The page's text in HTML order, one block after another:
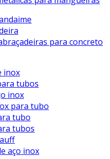
para concreto
inox
tubos
inox
para tubo
tubo
tubos
aço inox